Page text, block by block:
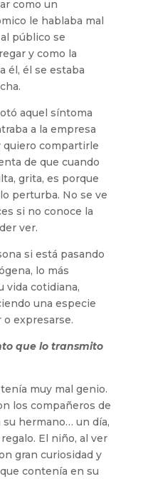
como un
le hablaba mal
público se
y como la
él, él se estaba
aquel síntoma
a la empresa
compartirle
de que cuando
grita, es porque
perturba. No se ve
si no conoce la
ver.
si está pasando
lo más
vida cotidiana,
una especie
o expresarse.
que lo transmito
muy mal genio.
los compañeros de
su hermano… un día,
El niño, al ver
gran curiosidad y
contenía en su